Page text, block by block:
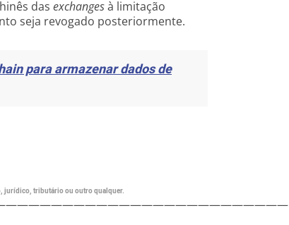
das exchangesà limitação
seja revogado posteriormente.
para armazenar dados de
jurídico, tributário ou outro qualquer.